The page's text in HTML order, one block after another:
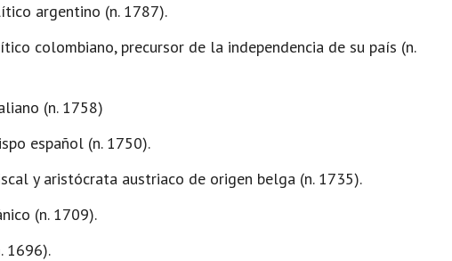
argentino (n. 1787).​
colombiano, precursor de la independencia de su país (n.
(n. 1758)
español (n. 1750).
y aristócrata austriaco de origen belga (n. 1735).
(n. 1709).
1696).